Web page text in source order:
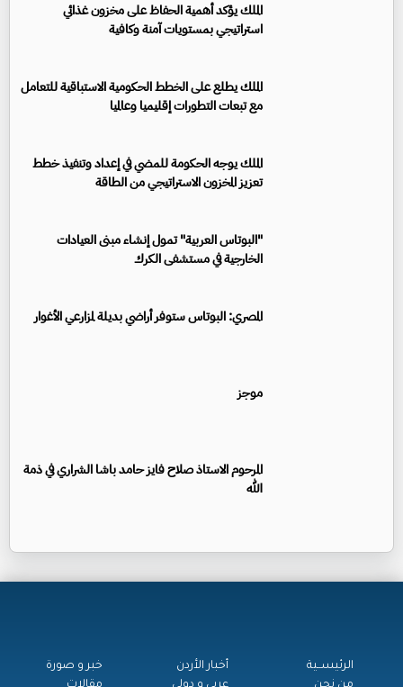
الملك يؤكد أهمية الحفاظ على مخزون غذائي
استراتيجي بمستويات آمنة وكافية
الملك يطلع على الخطط الحكومية الاستباقية للتعامل
مع تبعات التطورات إقليميا وعالميا
الملك يوجه الحكومة للمضي في إعداد وتنفيذ خطط
تعزيز المخزون الاستراتيجي من الطاقة
"البوتاس العربية" تمول إنشاء مبنى العيادات
الخارجية في مستشفى الكرك
المصري: البوتاس ستوفر أراضي بديلة لمزارعي الأغوار
موجز
المرحوم الاستاذ صلاح فايز حامد باشا الشراري في ذمة
الله
الرئيســية
أخبار الأردن
خبر و صورة